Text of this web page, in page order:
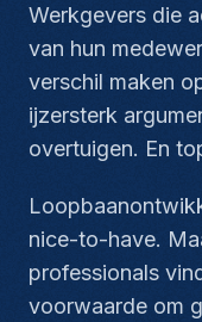
Werkgevers die
van hun
verschil maken
ijzersterk
overtuigen. En
nice-to-have.
professionals
voorwaarde om